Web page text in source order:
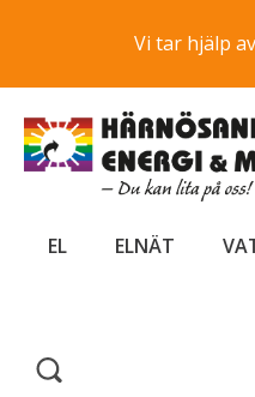
Vi tar hjälp
EL ELNÄT